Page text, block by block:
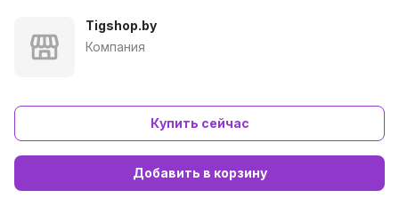
Tigshop.by
Компания
Купить сейчас
Добавить в корзину